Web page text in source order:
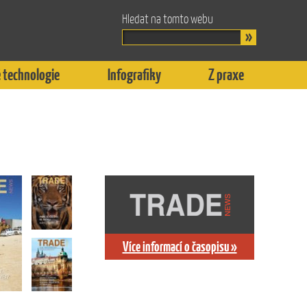
Hledat na tomto webu
technologie Infografiky Z praxe
Více informací o časopisu »